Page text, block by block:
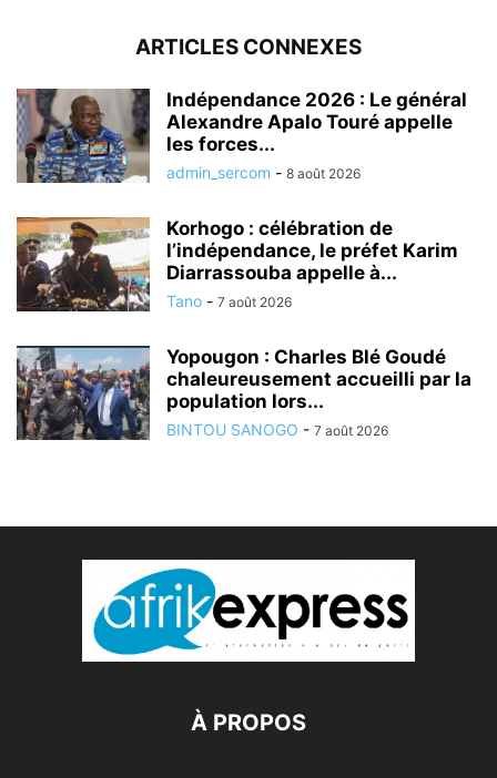
ARTICLES CONNEXES
Indépendance 2026 : Le général
Alexandre Apalo Touré appelle
les forces...
admin_sercom - 8 août 2026
Korhogo : célébration de
l’indépendance, le préfet Karim
Diarrassouba appelle à...
Tano - 7 août 2026
Yopougon : Charles Blé Goudé
chaleureusement accueilli par la
population lors...
BINTOU SANOGO - 7 août 2026
À PROPOS